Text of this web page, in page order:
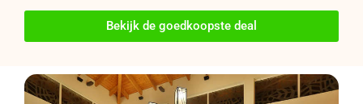
Bekijk de goedkoopste deal